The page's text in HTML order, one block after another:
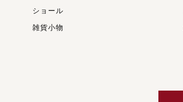
ショール
雑貨小物